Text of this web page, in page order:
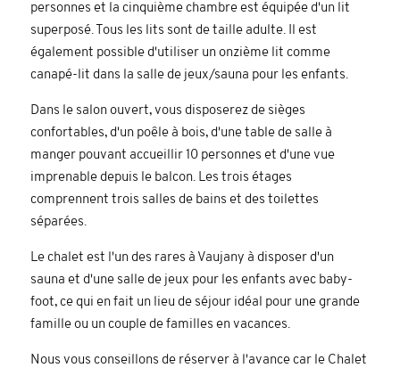
personnes et la cinquième chambre est équipée d'un lit
superposé. Tous les lits sont de taille adulte. Il est
également possible d'utiliser un onzième lit comme
canapé-lit dans la salle de jeux/sauna pour les enfants.
Dans le salon ouvert, vous disposerez de sièges
confortables, d'un poêle à bois, d'une table de salle à
manger pouvant accueillir 10 personnes et d'une vue
imprenable depuis le balcon. Les trois étages
comprennent trois salles de bains et des toilettes
séparées.
Le chalet est l'un des rares à Vaujany à disposer d'un
sauna et d'une salle de jeux pour les enfants avec baby-
foot, ce qui en fait un lieu de séjour idéal pour une grande
famille ou un couple de familles en vacances.
Nous vous conseillons de réserver à l'avance car le Chalet